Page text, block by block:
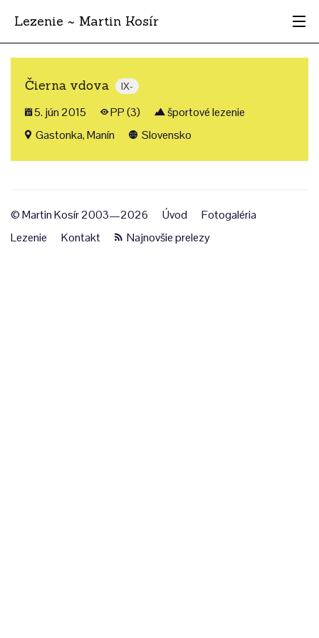
Lezenie ~ Martin Kosír
Najhodnotnejšie
Krajina
Štýl
Čierna vdova IX-
5. jún 2015 PP (3)
športové lezenie
Gastonka, Manín
Slovensko
© Martin Kosír 2003—2026 Úvod
Fotogaléria
Lezenie
Kontakt Najnovšie prelezy